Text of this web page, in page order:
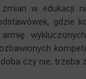
w edukacji
gdzie
czy nie, trzeba